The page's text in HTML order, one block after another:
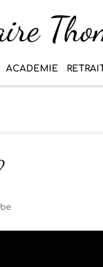
ACADEMIE